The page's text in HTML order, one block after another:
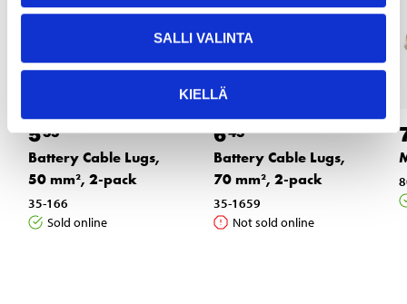
SALLI VALINTA
KIELLÄ
555
Battery Cable Lugs,
50 mm², 2-pack
35-166
Sold online
645
Battery Cable Lugs,
70 mm², 2-pack
35-1659
Not sold online